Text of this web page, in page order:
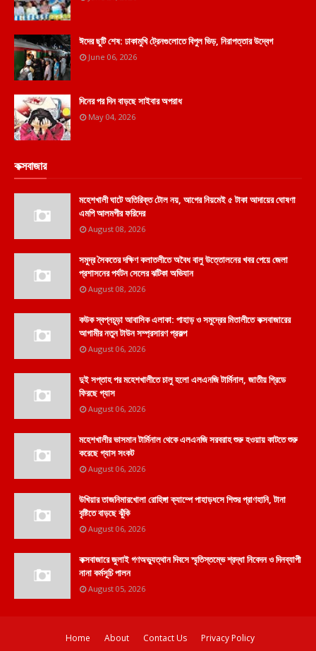
ঈদের ছুটি শেষ: ঢাকামুখি ট্রেনগুলোতে বিপুল ভিড়, নিরাপত্তার উদ্বেগ
June 06, 2026
দিনের পর দিন বাড়ছে সাইবার অপরাধ
May 04, 2026
কক্সবাজার
মহেশখালী ঘাটে অতিরিক্ত টোল নয়, আগের নিয়মেই ৫ টাকা আদায়ের ঘোষণা
এমপি আলমগীর ফরিদের
August 08, 2026
সমুদ্র সৈকতের দক্ষিণ কলাতলীতে অবৈধ বালু উত্তোলনের খবর পেয়ে জেলা
প্রশাসনের পর্যটন সেলের ঝটিকা অভিযান
August 08, 2026
কউক স্বপ্নচূড়া আবাসিক এলাকা: পাহাড় ও সমুদ্রের মিতালীতে কক্সবাজারের
আগামীর নতুন টাউন সম্প্রসারণ প্রকল্প
August 06, 2026
দুই সপ্তাহ পর মহেশখালীতে চালু হলো এলএনজি টার্মিনাল, জাতীয় গ্রিডে
ফিরছে গ্যাস
August 06, 2026
মহেশখালীর ভাসমান টার্মিনাল থেকে এলএনজি সরবরাহ শুরু হওয়ায় কাটতে শুরু
করেছে গ্যাস সংকট
August 06, 2026
উখিয়ার তাজনিমারখোলা রোহিঙ্গা ক্যাম্পে পাহাড়ধসে শিশুর প্রাণহানি, টানা
বৃষ্টিতে বাড়ছে ঝুঁকি
August 06, 2026
কক্সবাজারে জুলাই গণঅভ্যুত্থান দিবসে স্মৃতিস্তম্ভে শ্রদ্ধা নিবেদন ও দিনব্যাপী
নানা কর্মসূচি পালন
August 05, 2026
Home About Contact Us Privacy Policy